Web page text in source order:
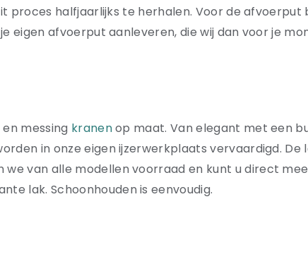
proces halfjaarlijks te herhalen. Voor de afvoerput
eigen afvoerput aanleveren, die wij dan voor je
messing kranenop maat. Van elegant met een
in onze eigen ijzerwerkplaats vervaardigd. De
we van alle modellen voorraad en kunt u direct
lak. Schoonhouden is eenvoudig.